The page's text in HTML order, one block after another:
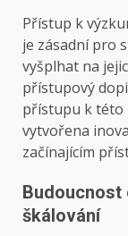
Přístup k
je zásadní pro
vyšplhat na
přístupový
přístupu k této
vytvořena
začínajícím
Budoucnost
škálování